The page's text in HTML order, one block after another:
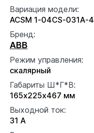
Вариация модели:
ACSM 1-04CS-031A-4
Бренд:
ABB
Режим управления:
скалярный
Габариты Ш*Г*В:
165x225x467 мм
Выходной ток:
31 А